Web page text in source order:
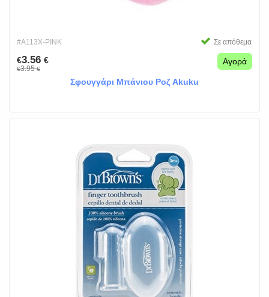
#A113X-PINK Σε απόθεμα
€3.56 €
€3.95€
Αγορά
Σφουγγάρι Μπάνιου Ροζ Akuku